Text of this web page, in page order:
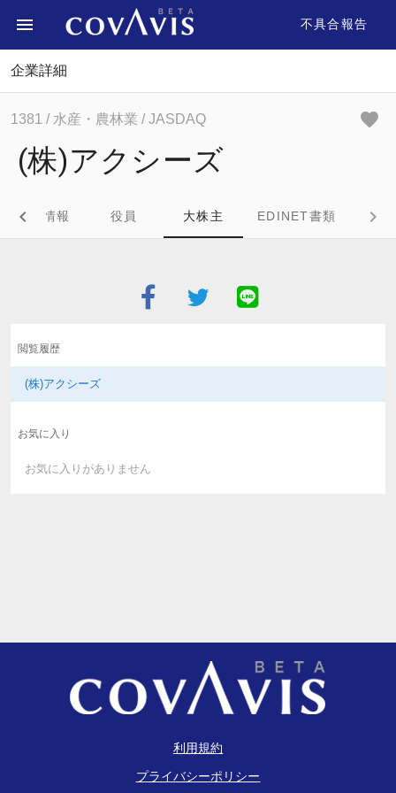
不具合報告
企業詳細
1381 / 水産・農林業 / JASDAQ
(株)アクシーズ
企業情報 役員 大株主 EDINET書類
閲覧履歴
(株)アクシーズ
お気に入り
お気に入りがありません
利用規約
プライバシーポリシー